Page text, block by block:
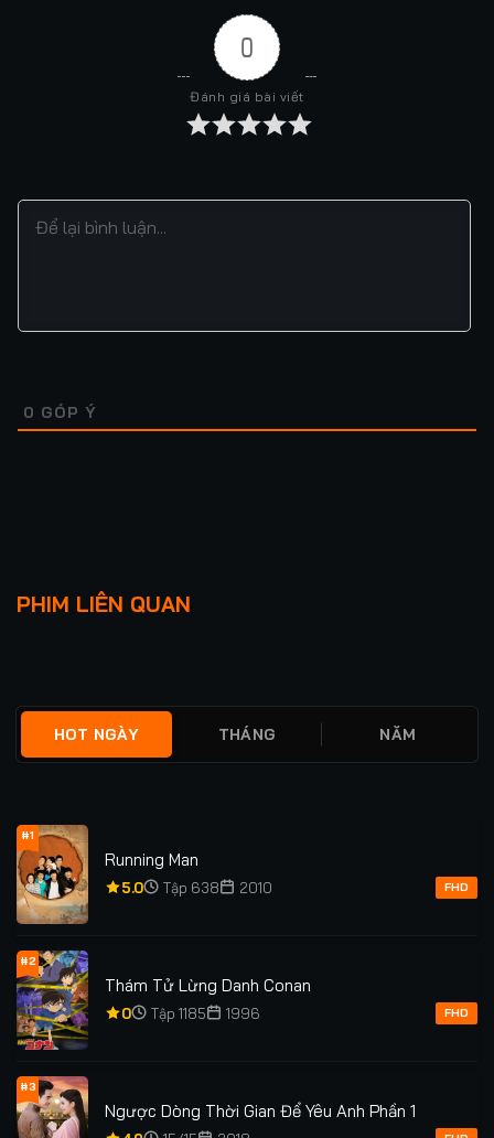
0
Đánh giá bài viết
0 GÓP Ý
PHIM LIÊN QUAN
THÂN GỬI X
HOT NGÀY THÁNG NĂM
#1
Running Man
5.0 Tập 638 2010 FHD
#2
Thám Tử Lừng Danh Conan
0 Tập 1185 1996 FHD
#3
Ngược Dòng Thời Gian Để Yêu Anh Phần 1